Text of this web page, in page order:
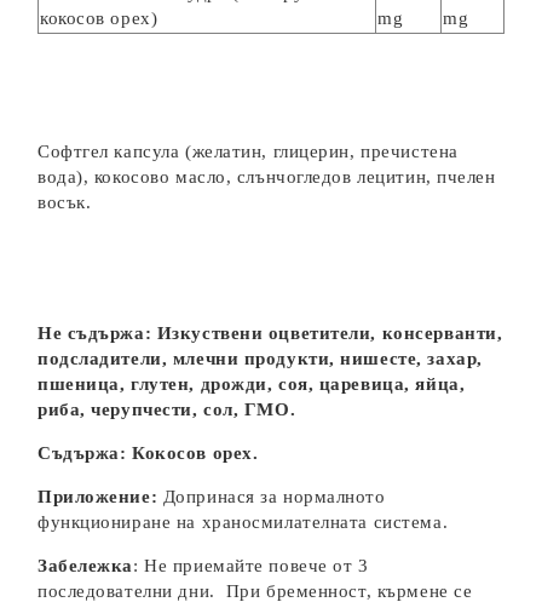
кокосов орех)
mg
mg
Софтгел капсула (желатин, глицерин, пречистена
вода), кокосово масло, слънчогледов лецитин, пчелен
восък.
Не съдържа: Изкуствени оцветители, консерванти,
подсладители, млечни продукти, нишесте, захар,
пшеница, глутен, дрожди, соя, царевица, яйца,
риба, черупчести, сол, ГМО.
Съдържа: Кокосов орех.
Приложение: Допринася за нормалното
функциониране на храносмилателната система.
Забележка: Не приемайте повече от 3
последователни дни. При бременност, кърмене се